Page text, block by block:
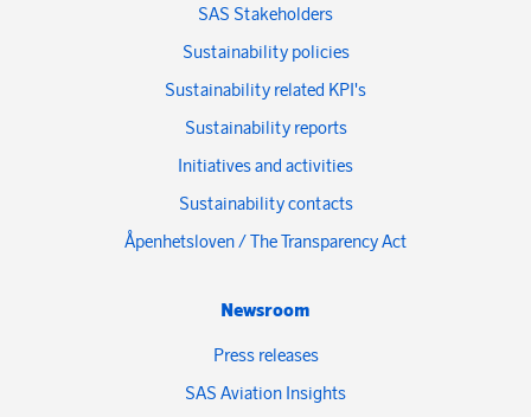
SAS Stakeholders
Sustainability policies
Sustainability related KPI's
Sustainability reports
Initiatives and activities
Sustainability contacts
Åpenhetsloven / The Transparency Act
Newsroom
Press releases
SAS Aviation Insights